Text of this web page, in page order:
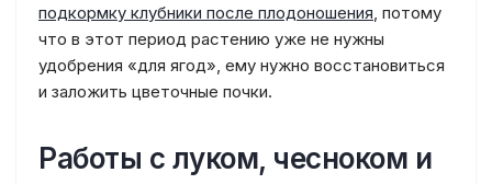
подкормку клубники после плодоношения, потому
что в этот период растению уже не нужны
удобрения «для ягод», ему нужно восстановиться
и заложить цветочные почки.
Работы с луком, чесноком и